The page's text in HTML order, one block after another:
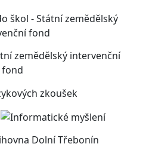
Dolní Třebonín